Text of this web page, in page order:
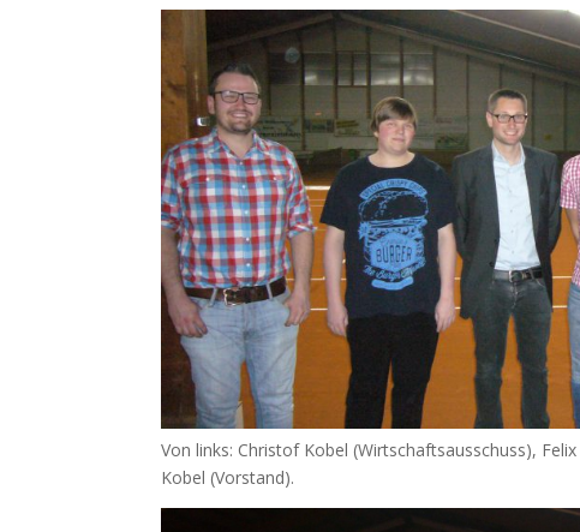
Von links: Christof Kobel (Wirtschaftsausschuss),
Kobel (Vorstand).